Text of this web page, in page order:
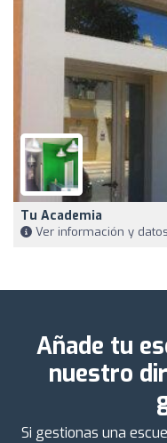
Tu Academia
Ver información y
Añade tu
nuestro
Si gestionas una